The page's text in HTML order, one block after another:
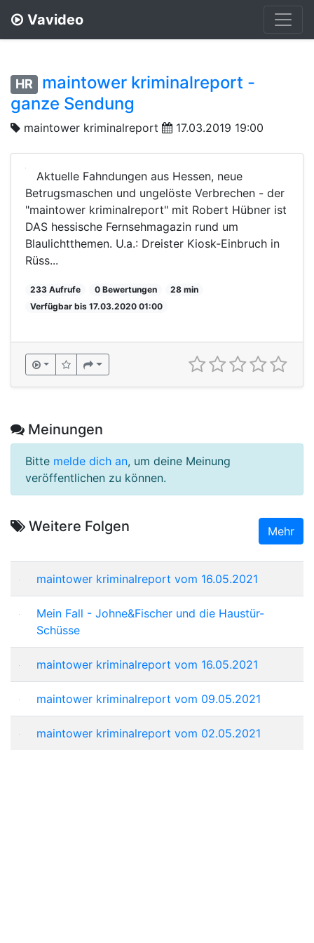
Vavideo
HR
maintower kriminalreport -
ganze Sendung
maintower kriminalreport 17.03.2019 19:00
Aktuelle Fahndungen aus Hessen, neue
Betrugsmaschen und ungelöste Verbrechen - der
"maintower kriminalreport" mit Robert Hübner ist
DAS hessische Fernsehmagazin rund um
Blaulichtthemen. U.a.: Dreister Kiosk-Einbruch in
Rüss...
233 Aufrufe 0 Bewertungen
28 min
Verfügbar bis 17.03.2020 01:00
Meinungen
Bitte melde dich an, um deine Meinung
veröffentlichen zu können.
Weitere Folgen Mehr
maintower kriminalreport vom 16.05.2021
Mein Fall - Johne&Fischer und die Haustür-
Schüsse
maintower kriminalreport vom 16.05.2021
maintower kriminalreport vom 09.05.2021
maintower kriminalreport vom 02.05.2021